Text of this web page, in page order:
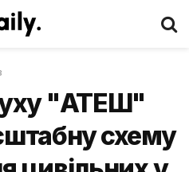
"АТЕШ"
схему